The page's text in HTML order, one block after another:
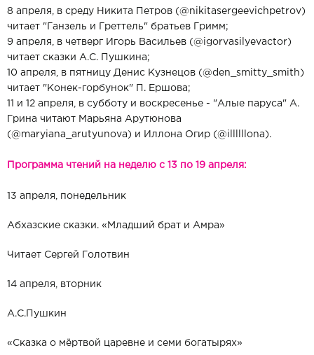
8 апреля, в среду Никита Петров (@nikitasergeevichpetrov)
читает "Ганзель и Греттель" братьев Гримм;
9 апреля, в четверг Игорь Васильев (@igorvasilyevactor)
читает сказки А.С. Пушкина;
10 апреля, в пятницу Денис Кузнецов (@den_smitty_smith)
читает "Конек-горбунок" П. Ершова;
11 и 12 апреля, в субботу и воскресенье - "Алые паруса" А.
Грина читают Марьяна Арутюнова
(@maryiana_arutyunova) и Иллона Огир (@illllllona).
Программа чтений на неделю с 13 по 19 апреля:
13 апреля, понедельник
Абхазские сказки. «Младший брат и Амра»
Читает Сергей Голотвин
14 апреля, вторник
А.С.Пушкин
«Сказка о мёртвой царевне и семи богатырях»